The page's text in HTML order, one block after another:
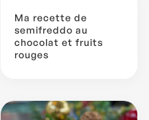
Ma recette de
semifreddo au
chocolat et fruits
rouges